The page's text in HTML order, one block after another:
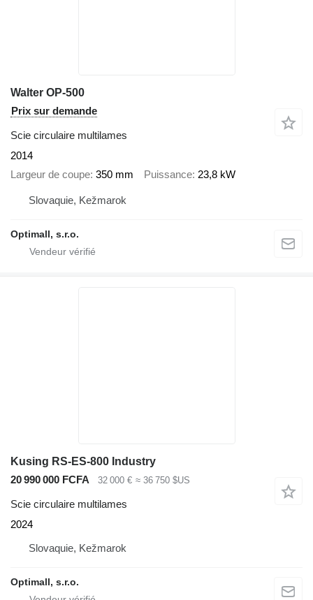
Walter OP-500
Prix sur demande
Scie circulaire multilames
2014
Largeur de coupe 350 mm Puissance 23,8 kW
Slovaquie, Kežmarok
Optimall, s.r.o.
Kusing RS-ES-800 Industry
20 990 000 FCFA
32 000 € ≈ 36 750 $US
Scie circulaire multilames
2024
Slovaquie, Kežmarok
Optimall, s.r.o.